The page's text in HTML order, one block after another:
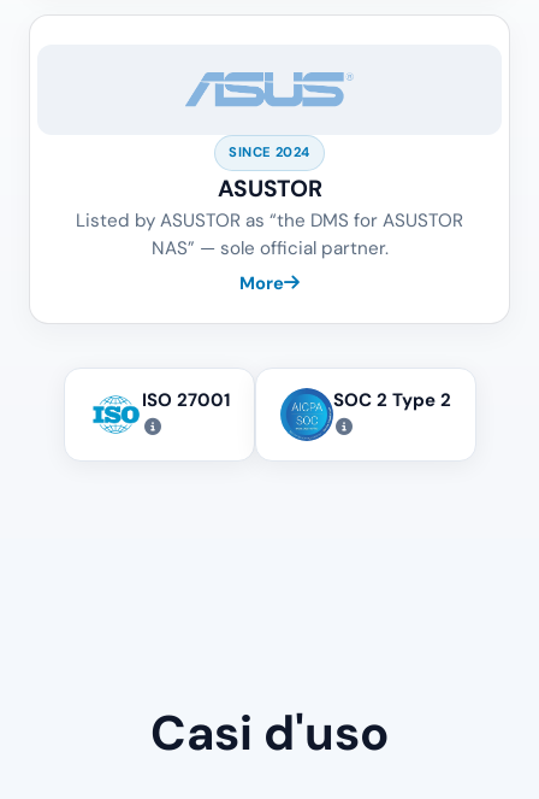
SINCE 2024
ASUSTOR
Listed by ASUSTOR as “the DMS for ASUSTOR
NAS” — sole official partner.
More
ISO 27001 SOC 2 Type 2
Casi d'uso